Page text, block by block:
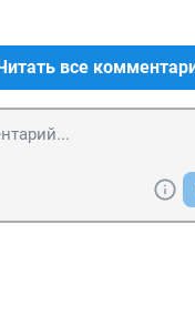
Ну что вы все
уже у себя в районах,
все